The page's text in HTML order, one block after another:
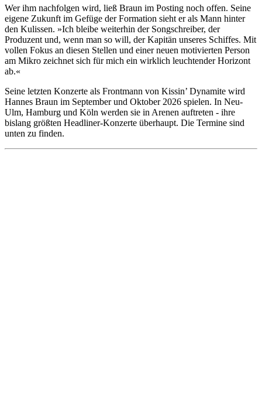
Wer ihm nachfolgen wird, ließ Braun im Posting noch offen. Seine
eigene Zukunft im Gefüge der Formation sieht er als Mann hinter
den Kulissen. »Ich bleibe weiterhin der Songschreiber, der
Produzent und, wenn man so will, der Kapitän unseres Schiffes. Mit
vollen Fokus an diesen Stellen und einer neuen motivierten Person
am Mikro zeichnet sich für mich ein wirklich leuchtender Horizont
ab.«
Seine letzten Konzerte als Frontmann von Kissin’ Dynamite wird
Hannes Braun im September und Oktober 2026 spielen. In Neu-
Ulm, Hamburg und Köln werden sie in Arenen auftreten - ihre
bislang größten Headliner-Konzerte überhaupt. Die Termine sind
unten zu finden.